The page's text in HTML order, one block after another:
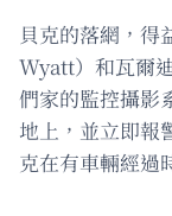
貝克的落網，
Wyatt）和瓦爾
們家的監控攝影
地上，並立即報
克在有車輛經過